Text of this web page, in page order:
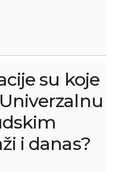
su koje
i danas?